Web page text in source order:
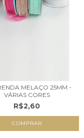
MELAÇO 25MM -
VÁRIAS CORES
R$2,60
COMPRAR